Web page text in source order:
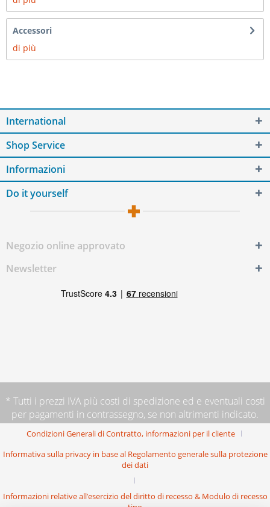
Accessori
di più
International
Shop Service
Informazioni
Do it yourself
Negozio online approvato
Newsletter
* Tutti i prezzi IVA più costi di spedizione ed e eventuali costi
per pagamenti in contrassegno, se non altrimenti indicato.
Condizioni Generali di Contratto, informazioni per il cliente
Informativa sulla privacy in base al Regolamento generale sulla protezione
dei dati
Informazioni relative all’esercizio del diritto di recesso & Modulo di recesso